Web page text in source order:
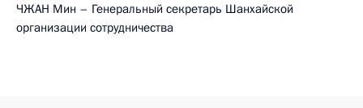
ЧЖАН Мин – Генеральный секретарь Шанхайской
организации сотрудничества